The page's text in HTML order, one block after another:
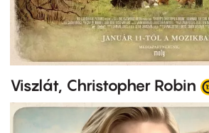
Viszlát, Christopher Robin